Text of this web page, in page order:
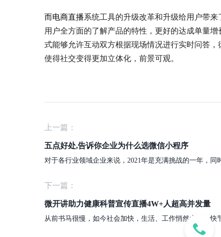
而电商直播系统工具的升级改革和升级给用户带
用户全方面的了解产品的特性，更好的达成单量
式能够允许互动双方根据现场情况进行实时问答
使得社交变得更加立体化，前景可观。
上一篇：
五点好处,告诉你企业为什么选微信小程序
下一篇：
微开讲助力健康科普宣传直播4W+人超高并发量